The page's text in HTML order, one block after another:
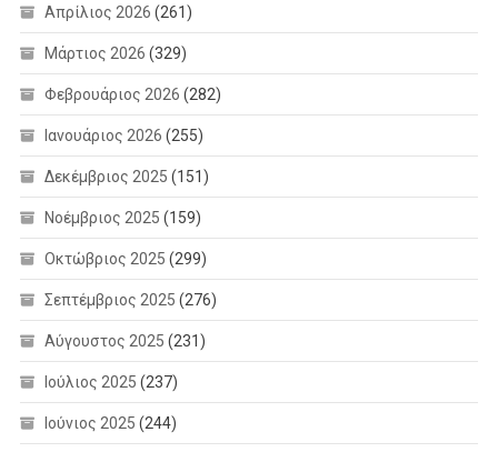
Απρίλιος 2026 (261)
Μάρτιος 2026 (329)
Φεβρουάριος 2026 (282)
Ιανουάριος 2026 (255)
Δεκέμβριος 2025 (151)
Νοέμβριος 2025 (159)
Οκτώβριος 2025 (299)
Σεπτέμβριος 2025 (276)
Αύγουστος 2025 (231)
Ιούλιος 2025 (237)
Ιούνιος 2025 (244)